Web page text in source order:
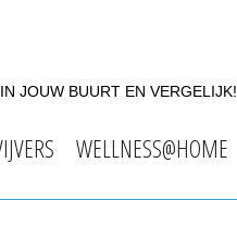
JOUW BUURT EN VERGELIJK!
WELLNESS@HOME